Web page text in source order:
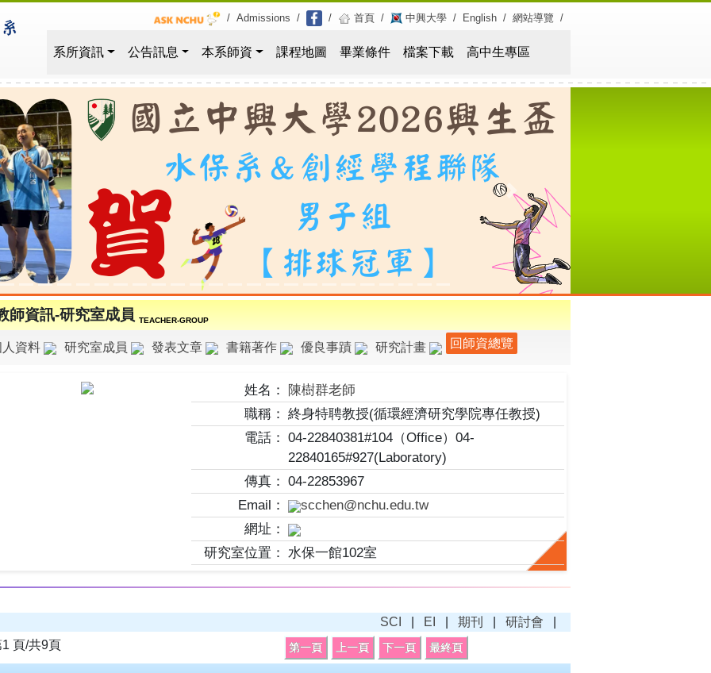
/ Admissions / / 首頁 / 中興大學 / English / 網站導覽 /
系所資訊 公告訊息 本系師資 課程地圖 畢業條件 檔案下載 高中生專區
Next
師資訊-研究室成員 TEACHER-GROUP
人資料 研究室成員 發表文章 書籍著作 優良事蹟 研究計畫 回師資總覽
姓名：
陳樹群老師
職稱： 終身特聘教授(循環經濟研究學院專任教授)
電話： 04-22840381#104（Office）04-
22840165#927(Laboratory)
傳真： 04-22853967
Email：
scchen@nchu.edu.tw
網址：
研究室位置： 水保一館102室
SCI EI 期刊 研討會
1頁/共9頁